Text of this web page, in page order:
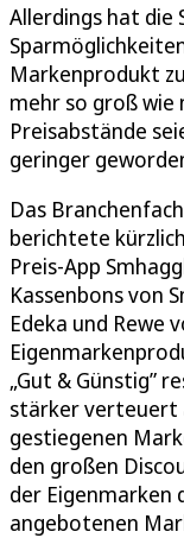
Allerdings hat die
Markenprodukt
mehr so groß wie
Preisabstände
geringer
Das
berichtete
Preis-App
Kassenbons von
Edeka und Rewe
„Gut & Günstig”
stärker verteuert
gestiegenen
den großen
der Eigenmarken
angebotenen